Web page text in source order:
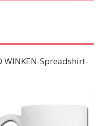
WINKEN-Spreadshirt-